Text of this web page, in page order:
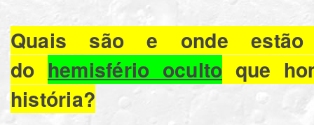
Quais são e onde estão
do hemisfério oculto que
história?